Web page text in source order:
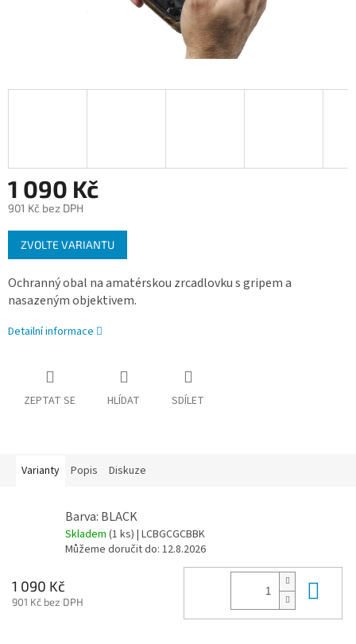
1 090 Kč
901 Kč bez DPH
Měrná
cena:
ZVOLTE VARIANTU
Ochranný obal na amatérskou zrcadlovku s gripem a
nasazeným objektivem.
Detailní informace
ZEPTAT SE HLÍDAT SDÍLET
Varianty Popis Diskuze
Barva: BLACK
Skladem (1 ks) | LCBGCGCBBK
Můžeme doručit do: 12.8.2026
1 090 Kč
901 Kč bez DPH